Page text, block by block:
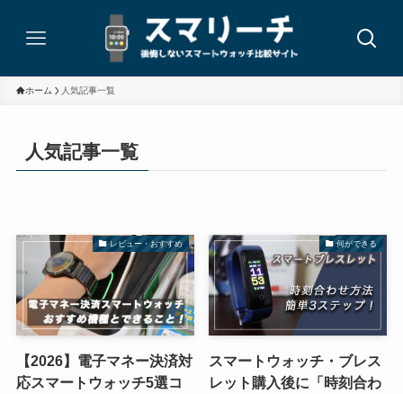
ホーム 人気記事一覧
人気記事一覧
レビュー・おすすめ
【2026】電子マネー決済対
応スマートウォッチ5選コ
何ができる
スマートウォッチ・ブレス
レット購入後に「時刻合わ